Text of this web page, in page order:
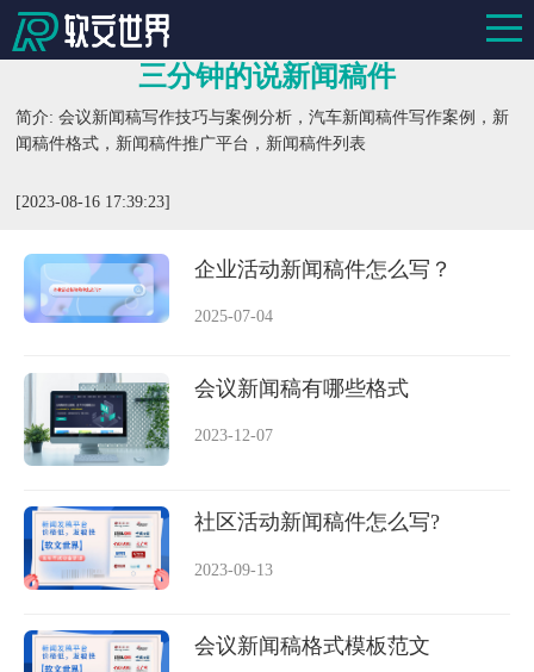
三分钟的说新闻稿件
简介: 会议新闻稿写作技巧与案例分析，汽车新闻稿件写作案例，新
闻稿件格式，新闻稿件推广平台，新闻稿件列表
[2023-08-16 17:39:23]
企业活动新闻稿件怎么写？
2025-07-04
会议新闻稿有哪些格式
2023-12-07
社区活动新闻稿件怎么写?
2023-09-13
会议新闻稿格式模板范文